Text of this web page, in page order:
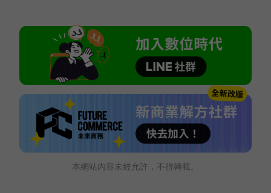
本網站內容未經允許，不得轉載。